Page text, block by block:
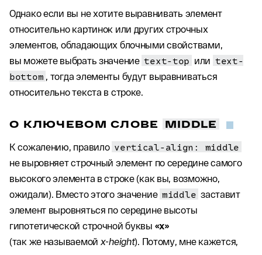
Однако если вы не хотите выравнивать элемент
относительно картинок или других строчных
элементов, обладающих блочными свойствами,
вы можете выбрать значение text-top или text-
bottom , тогда элементы будут выравниваться
относительно текста в строке.
О КЛЮЧЕВОМ СЛОВЕ MIDDLE
К сожалению, правило vertical-align: middle
не выровняет строчный элемент по середине самого
высокого элемента в строке (как вы, возможно,
ожидали). Вместо этого значение middle заставит
элемент выровняться по середине высоты
гипотетической строчной буквы «x»
(так же называемой x-height). Потому, мне кажется,